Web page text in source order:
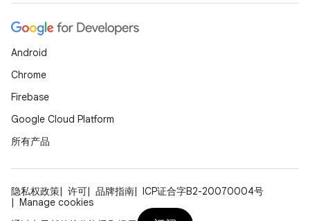
Android
Chrome
Firebase
Google Cloud Platform
所有产品
隐私权政策 许可 品牌指南
ICP证合字B2-20070004号
Manage cookies